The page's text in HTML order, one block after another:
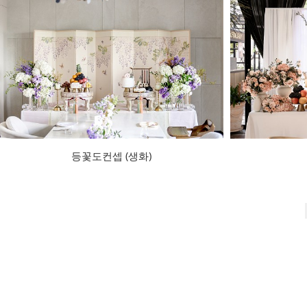
등꽃도컨셉 (생화)